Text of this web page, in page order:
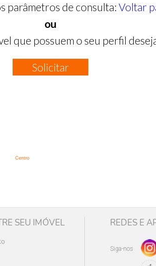
parâmetros de consulta: Voltar
ou
que possuem o seu perfil
Solicitar
Centro
SEU IMÓVEL REDES E
Siga-nos